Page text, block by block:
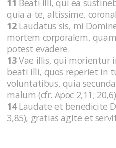
11 Beati illi, qui ea
quia a te, altissime,
12Laudatus sis, mi
mortem corporalem,
potest evadere.
13Vae illis, qui morientur
beati illi, quos reperiet in
voluntatibus, quia
malum (cfr. Apoc 2,11;
14Laudate et benedicite
3,85), gratias agite et